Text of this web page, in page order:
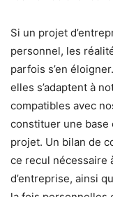
Si un projet
personnel, les
parfois s’en
elles s’adaptent à
compatibles avec
constituer une base
projet. Un bilan de
ce recul nécessaire
d’entreprise, ainsi